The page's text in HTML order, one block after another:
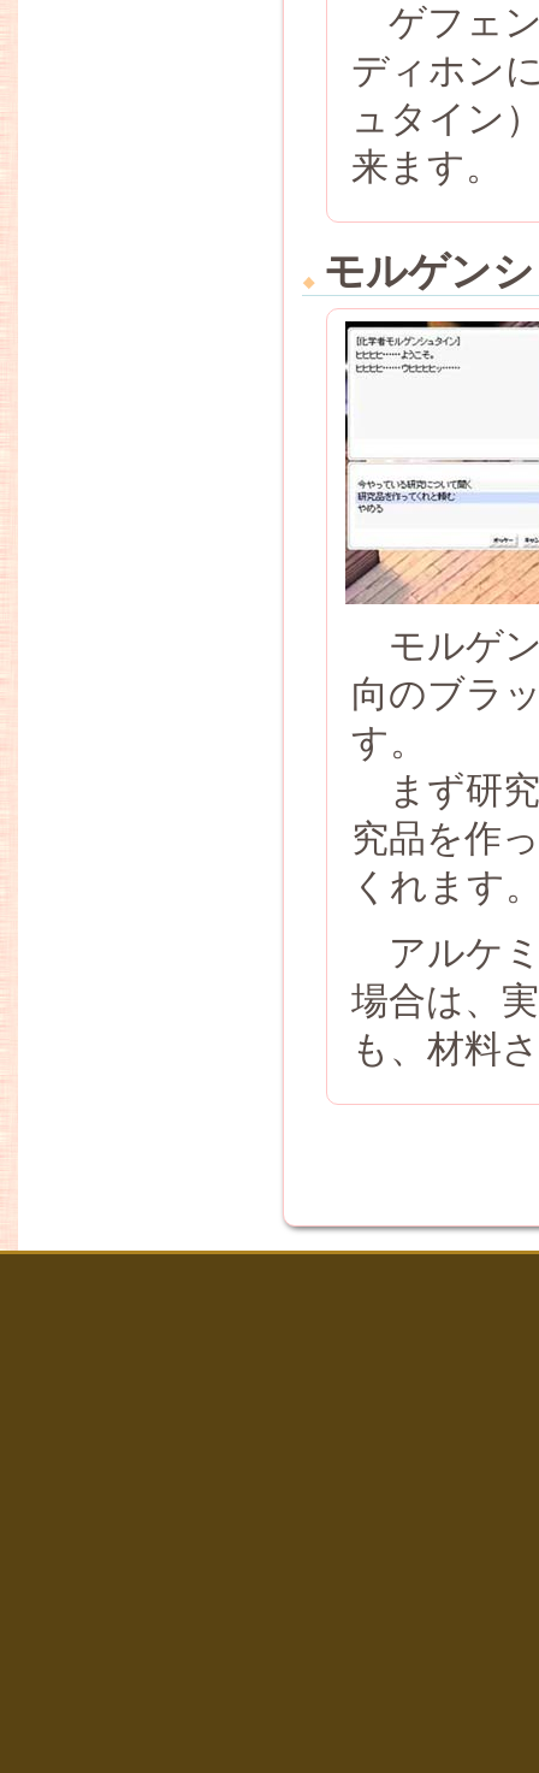
ゲフェン
ディホン
ュタイン
来ます。
モルゲン
モルゲ
向のブラ
す。
まず研
究品を作
くれます
アルケ
場合は、
も、材料